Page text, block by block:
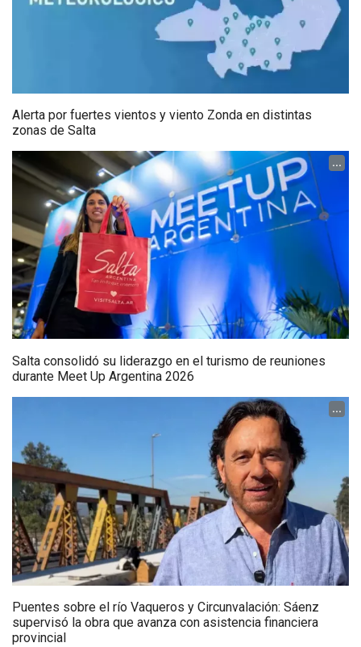
Alerta por fuertes vientos y viento Zonda en distintas
zonas de Salta
...
Salta consolidó su liderazgo en el turismo de reuniones
durante Meet Up Argentina 2026
...
Puentes sobre el río Vaqueros y Circunvalación: Sáenz
supervisó la obra que avanza con asistencia financiera
provincial